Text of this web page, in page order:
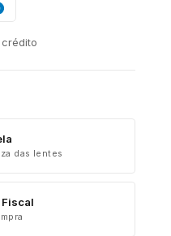
crédito
das lentes